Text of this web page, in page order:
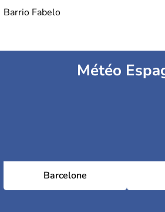
Barrio Fabelo
Météo
Barcelone